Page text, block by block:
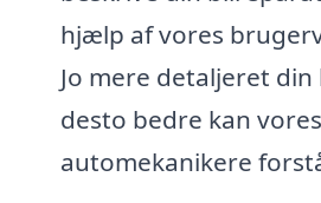
hjælp af vores
Jo mere detaljeret din
desto bedre kan vores
automekanikere